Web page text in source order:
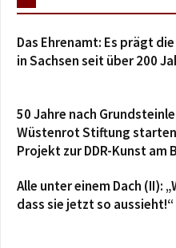
Das Ehrenamt: Es prägt
in Sachsen seit über 200
50 Jahre nach
Wüstenrot Stiftung starten
Projekt zur DDR-Kunst am
Alle unter einem Dach (II):
dass sie jetzt so aussieht!“